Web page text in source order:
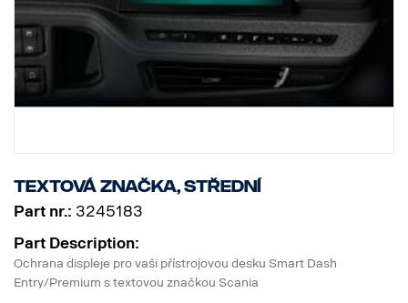
Textová značka, střední
Part nr.: 3245183
Part Description:
Ochrana displeje pro vaši přístrojovou desku Smart Dash
Entry/Premium s textovou značkou Scania